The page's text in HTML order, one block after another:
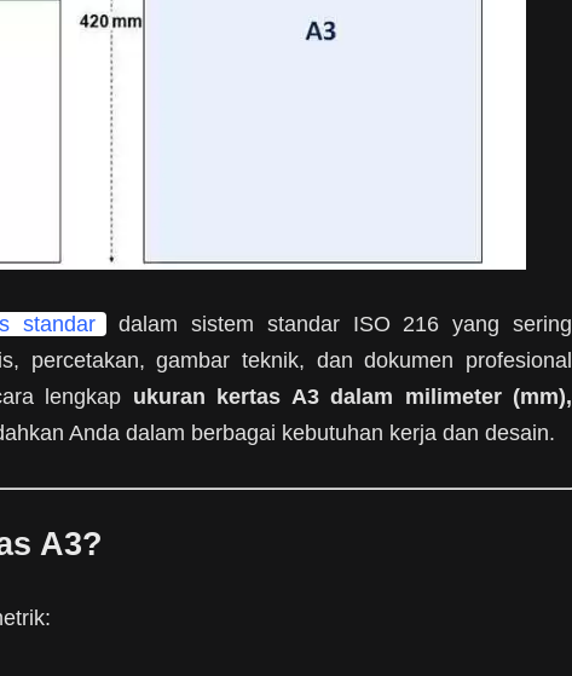
standar
dalam sistem standar ISO 216 yang sering
percetakan, gambar teknik, dan dokumen profesional
lengkap ukuran kertas A3 dalam milimeter (mm),
Anda dalam berbagai kebutuhan kerja dan desain.
A3?